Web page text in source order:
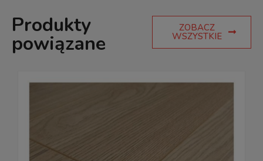
Produkty
powiązane
ZOBACZ
WSZYSTKIE